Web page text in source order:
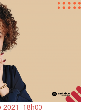
2021, 18h00